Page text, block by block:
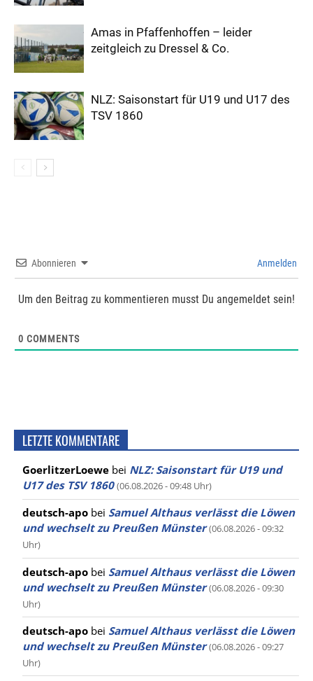
Amas in Pfaffenhoffen – leider
zeitgleich zu Dressel & Co.
NLZ: Saisonstart für U19 und U17 des
TSV 1860
Abonnieren Anmelden
Um den Beitrag zu kommentieren musst Du angemeldet sein!
0 COMMENTS
LETZTE KOMMENTARE
GoerlitzerLoewe bei NLZ: Saisonstart für U19 und
U17 des TSV 1860 (06.08.2026 - 09:48 Uhr)
deutsch-apo bei Samuel Althaus verlässt die Löwen
und wechselt zu Preußen Münster (06.08.2026 - 09:32
Uhr)
deutsch-apo bei Samuel Althaus verlässt die Löwen
und wechselt zu Preußen Münster (06.08.2026 - 09:30
Uhr)
deutsch-apo bei Samuel Althaus verlässt die Löwen
und wechselt zu Preußen Münster (06.08.2026 - 09:27
Uhr)